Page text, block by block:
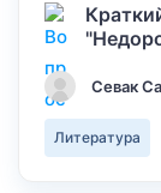
Севак
Литература